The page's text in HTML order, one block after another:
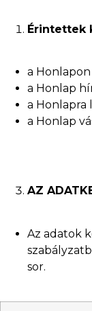
Érintettek
a
a Honlap
a Honlapra
a Honlap
AZ
Az adatok
sor.